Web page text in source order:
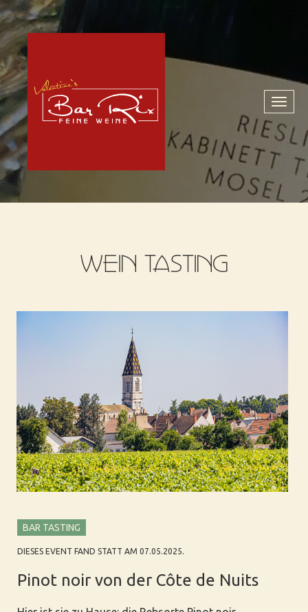
Toggle
WEIN TASTING
BAR TASTING
DIESES EVENT FAND STATT AM 07.05.2025.
Pinot noir von der Côte de Nuits